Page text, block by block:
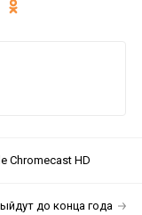
Chromecast HD
до конца года